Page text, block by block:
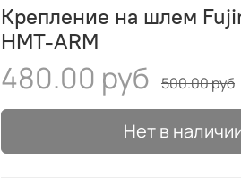
Крепление на шлем
HMT-ARM
480.00 руб 500.00 руб
Нет в